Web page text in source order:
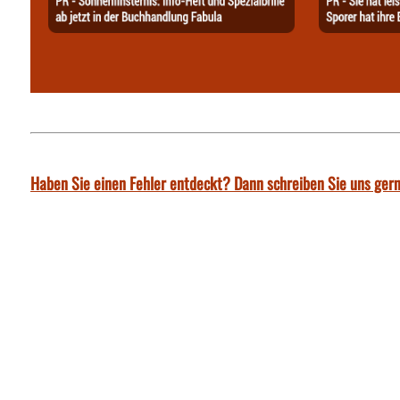
Haben Sie einen Fehler entdeckt? Dann schreiben Sie uns